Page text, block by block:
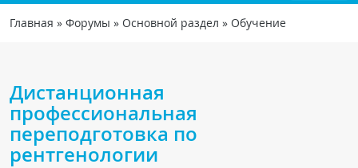
НОВОЕ НА САЙТЕ
Форум
Наш сборник ссылок
Вы здесь
Главная » Форумы » Основной раздел » Обучение
Дистанционная
профессиональная
переподготовка по
рентгенологии